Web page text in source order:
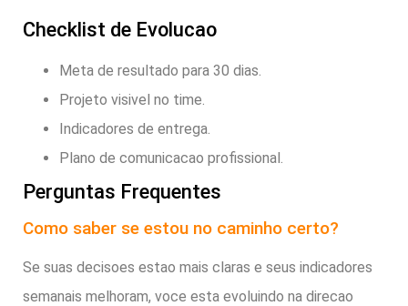
Checklist de Evolucao
Meta de resultado para 30 dias.
Projeto visivel no time.
Indicadores de entrega.
Plano de comunicacao profissional.
Perguntas Frequentes
Como saber se estou no caminho certo?
Se suas decisoes estao mais claras e seus indicadores
semanais melhoram, voce esta evoluindo na direcao